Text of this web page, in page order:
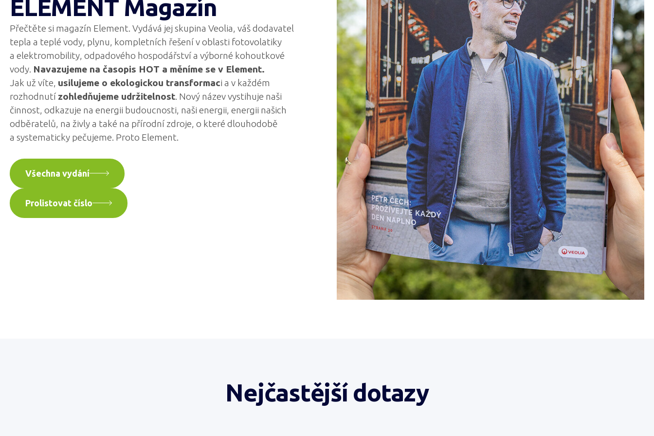
ELEMENT Magazín
Přečtěte si magazín Element. Vydává jej skupina Veolia, váš dodavatel
tepla a teplé vody, plynu, kompletních řešení v oblasti fotovolatiky
a elektromobility, odpadového hospodářství a výborné kohoutkové
vody. Navazujeme na časopis HOT a měníme se v Element.
Jak už víte, usilujeme o ekologickou transformaci a v každém
rozhodnutí zohledňujeme udržitelnost. Nový název vystihuje naši
činnost, odkazuje na energii budoucnosti, naši energii, energii našich
odběratelů, na živly a také na přírodní zdroje, o které dlouhodobě
a systematicky pečujeme. Proto Element.
Všechna vydání
Prolistovat číslo
Nejčastější dotazy